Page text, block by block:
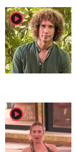
player2
player2